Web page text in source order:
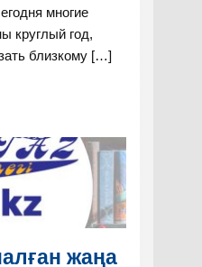
многие
круглый год,
близкому […]
жаңа